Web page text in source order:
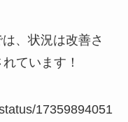
、状況は改善さ
ています！
17359894051